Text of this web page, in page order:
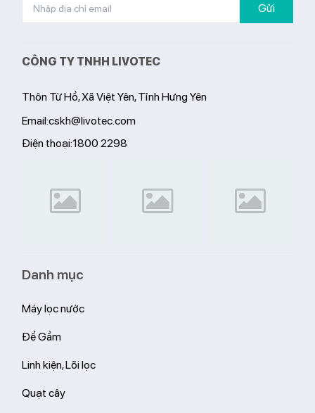
Gửi
CÔNG TY TNHH LIVOTEC
Thôn Từ Hồ, Xã Việt Yên, Tỉnh Hưng Yên
Email:cskh@livotec.com
Điện thoại:1800 2298
Danh mục
Máy lọc nước
Để Gầm
Linh kiện, Lõi lọc
Quạt cây